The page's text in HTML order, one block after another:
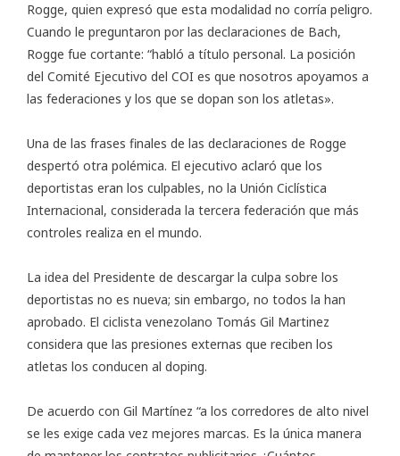
Rogge, quien expresó que esta modalidad no corría peligro.
Cuando le preguntaron por las declaraciones de Bach,
Rogge fue cortante: “habló a título personal. La posición
del Comité Ejecutivo del COI es que nosotros apoyamos a
las federaciones y los que se dopan son los atletas».
Una de las frases finales de las declaraciones de Rogge
despertó otra polémica. El ejecutivo aclaró que los
deportistas eran los culpables, no la Unión Ciclística
Internacional, considerada la tercera federación que más
controles realiza en el mundo.
La idea del Presidente de descargar la culpa sobre los
deportistas no es nueva; sin embargo, no todos la han
aprobado. El ciclista venezolano Tomás Gil Martinez
considera que las presiones externas que reciben los
atletas los conducen al doping.
De acuerdo con Gil Martínez “a los corredores de alto nivel
se les exige cada vez mejores marcas. Es la única manera